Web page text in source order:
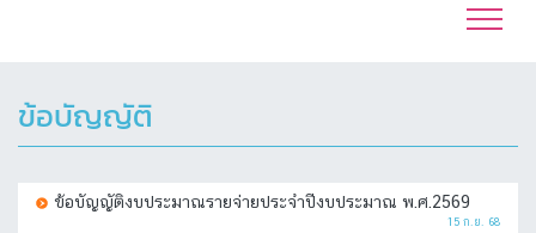
ข้อบัญญัติ
ข้อบัญญัติงบประมาณรายจ่ายประจำปีงบประมาณ พ.ศ.2569
15 ก.ย. 68